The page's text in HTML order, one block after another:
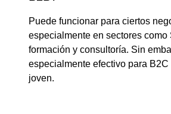
Puede funcionar para ciertos
especialmente en sectores como
formación y consultoría. Sin
especialmente efectivo para
joven.